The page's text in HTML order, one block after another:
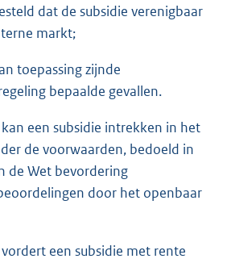
dat de subsidie verenigbaar
markt;
toepassing zijnde
bepaalde gevallen.
een subsidie intrekken in het
de voorwaarden, bedoeld in
de Wet bevordering
door het openbaar
een subsidie met rente